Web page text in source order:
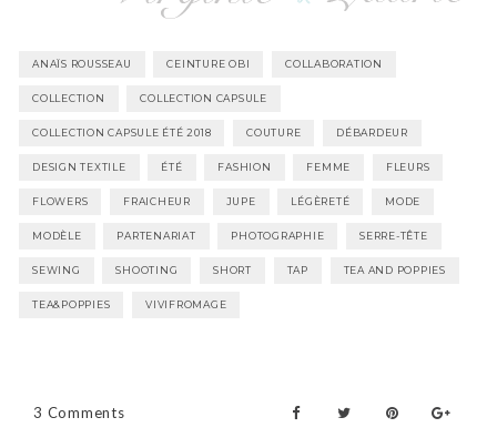
ANAÏS ROUSSEAU CEINTURE OBI COLLABORATION
COLLECTION COLLECTION CAPSULE
COLLECTION CAPSULE ÉTÉ 2018 COUTURE DÉBARDEUR
DESIGN TEXTILE ÉTÉ FASHION FEMME FLEURS
FLOWERS FRAICHEUR JUPE LÉGÈRETÉ MODE
MODÈLE PARTENARIAT PHOTOGRAPHIE SERRE-TÊTE
SEWING SHOOTING SHORT TAP TEA AND POPPIES
TEA&POPPIES VIVIFROMAGE
3 Comments